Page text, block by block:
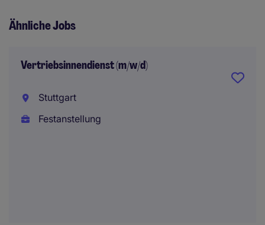
Ähnliche Jobs
Vertriebsinnendienst (m/w/d)
Stuttgart
Festanstellung